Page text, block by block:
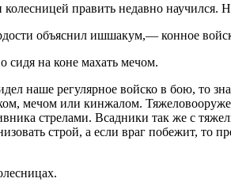
править недавно научился.
объяснил ишшакум,— конное
на коне махать мечом.
наше регулярное войско в бою, то
мечом или кинжалом.
стрелами. Всадники так же с
строй, а если враг побежит,